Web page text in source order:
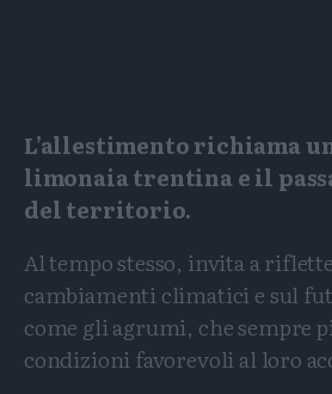
L’allestimento richiama
limonaia trentina e il
del territorio.
Al tempo stesso, invita a
cambiamenti climatici e sul
come gli agrumi, che sempre
condizioni favorevoli al loro